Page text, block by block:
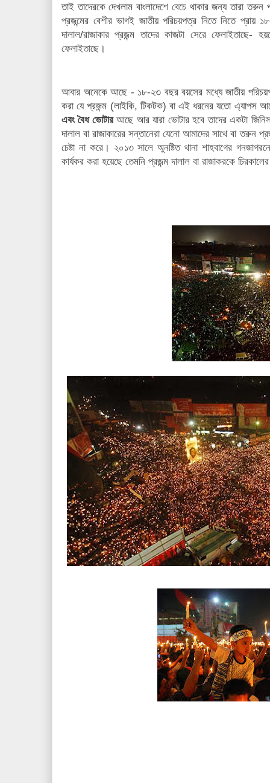
তাই তাদেরকে দেখলাম বাংলাদেশে বেচে থাকার জন্য তারা
প্রজন্মের বেশীর ভাগই জাতীয় পরিচয়পত্র নিতে নিতে
দালাল/রাজাকার প্রজন্ম তাদের কাজটা সেরে ফেলাইতাছে-
ফেলাইতাছে।
আবার অনেকে আছে - ১৮-২৩ বছর বয়সের মধ্যে জাতীয়
করা যে প্রজন্ম (লাইকি, টিকটক) বা এই ধরনের যতো এ্যাপস
এবং বৈধ ভোটারআছে আর যারা ভোটার হবে তাদের একটা
দালাল বা রাজাকারের সন্তানেরা যেনো আমাদের সাথে বা তরুন
চেষ্টা না করে। ২০১৩ সালে অুনষ্টিত থানা শাহবাগের
কার্যকর করা হয়েছে তেমনি প্রজন্ম দালাল বা রাজাকরকে